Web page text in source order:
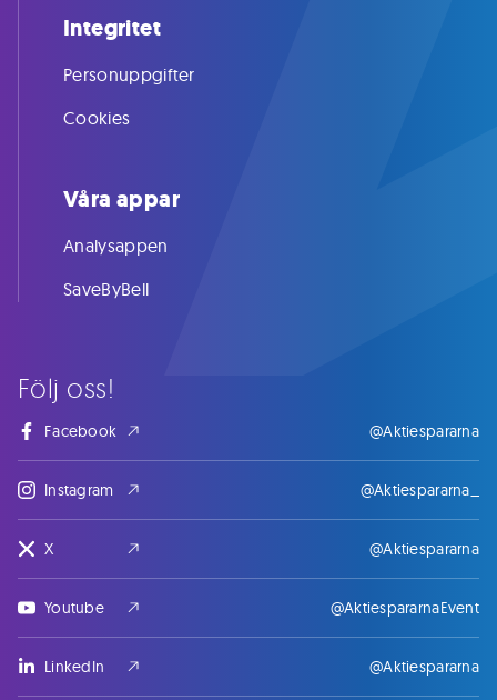
Följ oss!
Facebook @Aktiespararna
Instagram @Aktiespararna_
X @Aktiespararna
Youtube @AktiespararnaEvent
LinkedIn @Aktiespararna
Integritet
Personuppgifter
Cookies
Våra appar
Analysappen
SaveByBell